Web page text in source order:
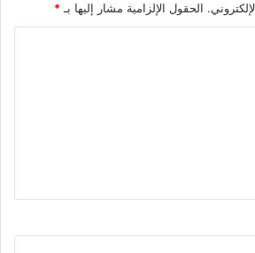
الحقول الإلزامية مشار إليها بـ *